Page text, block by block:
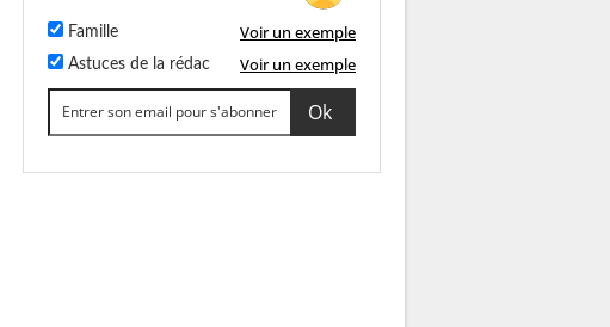
Famille Voir un exemple
Astuces de la rédac Voir un exemple